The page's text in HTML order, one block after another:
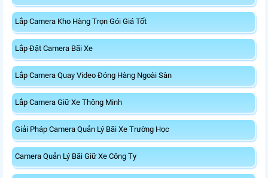
Lắp Camera Kho Hàng Trọn Gói Giá Tốt
Lắp Đặt Camera Bãi Xe
Lắp Camera Quay Video Đóng Hàng Ngoài Sàn
Lắp Camera Giữ Xe Thông Minh
Giải Pháp Camera Quản Lý Bãi Xe Trường Học
Camera Quản Lý Bãi Giữ Xe Công Ty